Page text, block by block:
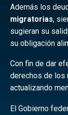
Además los
migratorias,
sugieran su
su obligación
Con fin de dar
derechos de los
actualizando
El Gobierno